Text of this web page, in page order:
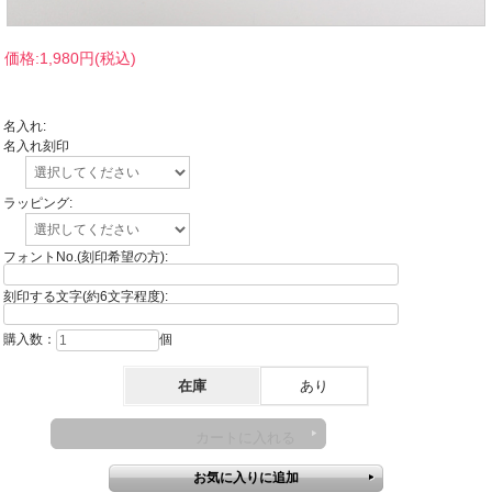
価格:1,980円(税込)
名入れ:
名入れ刻印
ラッピング:
フォントNo.(刻印希望の方):
刻印する文字(約6文字程度):
購入数： 個
在庫 あり